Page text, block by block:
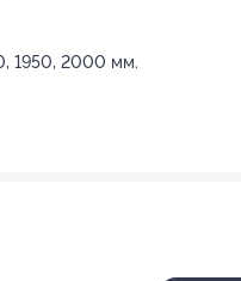
1950, 2000 мм.